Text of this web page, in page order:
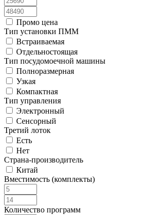
Промо цена
Тип установки ПММ
Встраиваемая
Отдельностоящая
Тип посудомоечной машины
Полноразмерная
Узкая
Компактная
Тип управления
Электронный
Сенсорный
Третий лоток
Есть
Нет
Страна-производитель
Китай
Вместимость (комплекты)
Количество программ